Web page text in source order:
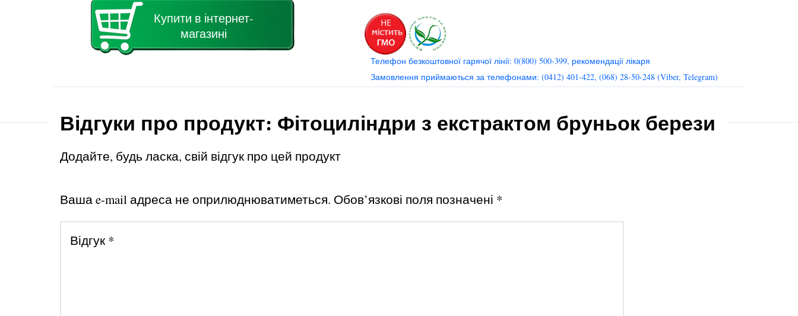
Купити в інтернет-
магазині
Телефон безкоштовної гарячої лінії: 0(800) 500-399, рекомендації лікаря
Замовлення приймаються за телефонами: (0412) 401-422, (068) 28-50-248 (Viber, Telegram)
Відгуки про продукт: Фітоциліндри з екстрактом бруньок берези
Додайте, будь ласка, свій відгук про цей продукт
Ваша e-mail адреса не оприлюднюватиметься. Обов’язкові поля позначені *